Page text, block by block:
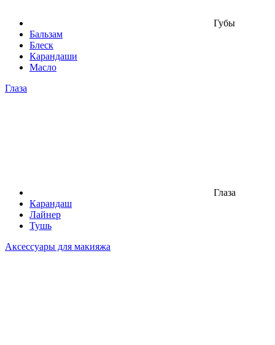
Губы
Бальзам
Блеск
Карандаши
Масло
Глаза
Глаза
Карандаш
Лайнер
Тушь
Аксессуары для макияжа